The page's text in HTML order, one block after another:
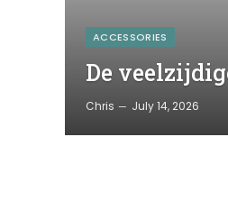
ACCESSORIES
De
Chris July 14, 2026